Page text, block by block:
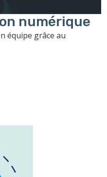
numérique
équipe grâce au